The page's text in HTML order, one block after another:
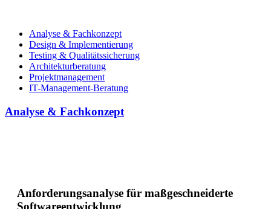
Analyse & Fachkonzept
Design & Implementierung
Testing & Qualitätssicherung
Architekturberatung
Projektmanagement
IT-Management-Beratung
Analyse & Fachkonzept
Anforderungsanalyse für maßgeschneiderte
Softwareentwicklung